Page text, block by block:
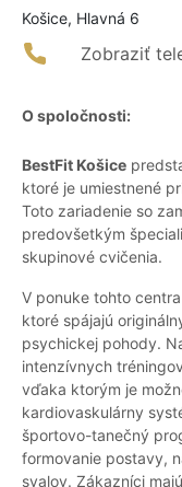
Košice, Hlavná 6
Zobraziť
O spoločnosti:
BestFit Košice
ktoré je umiestnené
Toto zariadenie so
predovšetkým
skupinové cvičenia.
V ponuke tohto
ktoré spájajú
psychickej pohody.
intenzívnych
vďaka ktorým je
kardiovaskulárny
športovo-tanečný
formovanie postavy,
svalov. Zákazníci